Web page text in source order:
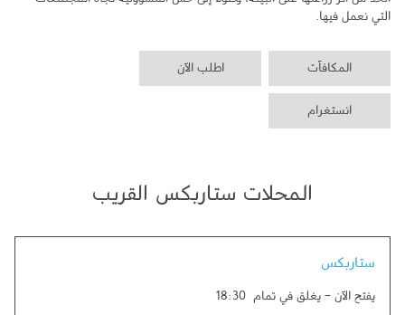
التي نعمل فيها.
المكافآت اطلب الآن
انستغرام
المحلات ستاربكس القريب
ستاربكس
يفتح الآن - يغلق في تمام 18:30